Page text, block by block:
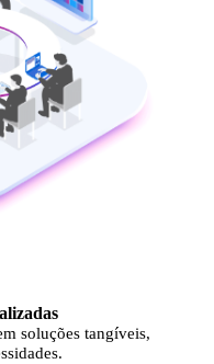
soluções tangíveis,